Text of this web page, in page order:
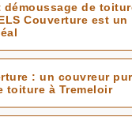
démoussage de
Couverture est un
: un couvreur
toiture à Tremeloir